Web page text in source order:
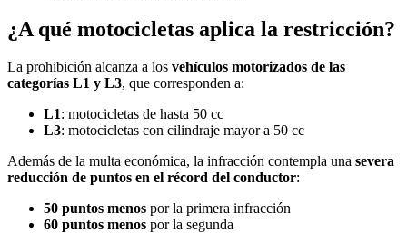
¿A qué motocicletas aplica la restricción?
La prohibición alcanza a los vehículos motorizados de las
categorías L1 y L3, que corresponden a:
L1: motocicletas de hasta 50 cc
L3: motocicletas con cilindraje mayor a 50 cc
Además de la multa económica, la infracción contempla una severa
reducción de puntos en el récord del conductor:
50 puntos menos por la primera infracción
60 puntos menos por la segunda